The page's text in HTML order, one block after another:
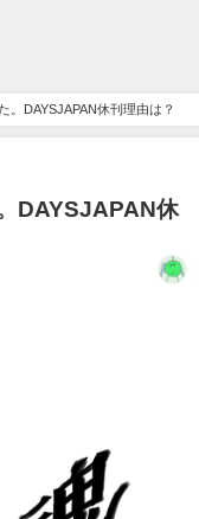
。DAYSJAPAN休刊理由は？
DAYSJAPAN休